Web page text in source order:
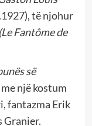
të njohur
(Le Fantôme de
së
një kostum
fantazma Erik
Granier.